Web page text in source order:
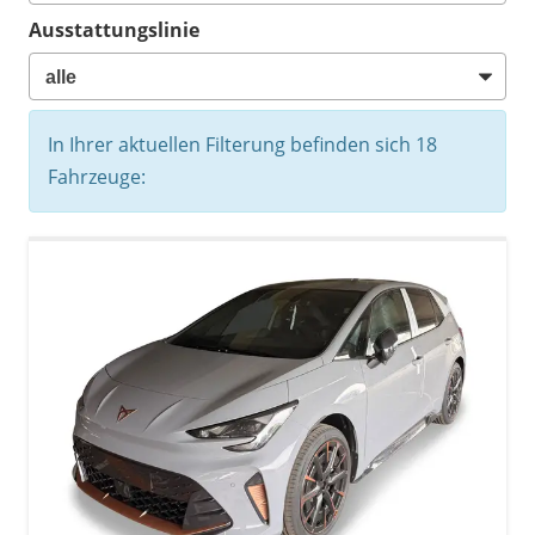
Ausstattungslinie
In Ihrer aktuellen Filterung befinden sich 18
Fahrzeuge: